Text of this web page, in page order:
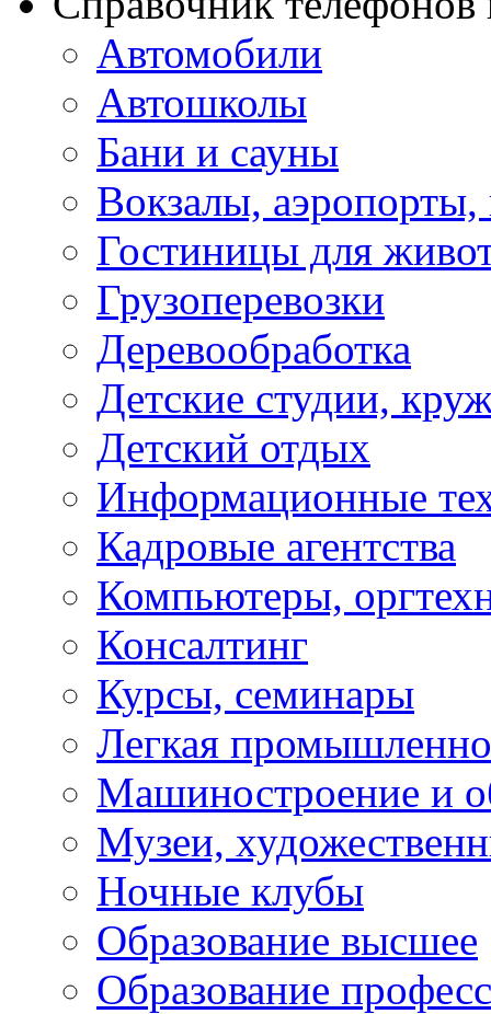
Автомобили
Автошколы
Бани и сауны
Вокзалы,
Гостиницы для
Грузоперевозки
Деревообработка
Детские студии,
Детский отдых
Информационные
Кадровые агентства
Компьютеры,
Консалтинг
Курсы, семинары
Легкая
Машиностроение и
Музеи,
Ночные клубы
Образование высшее
Образование